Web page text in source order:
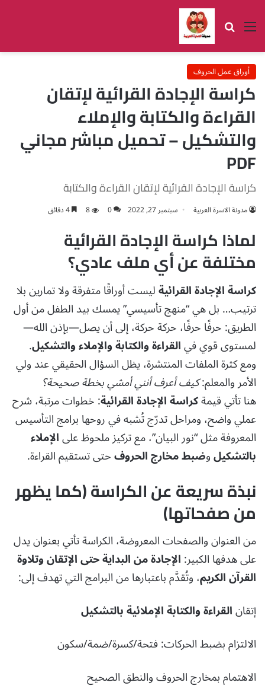
القائمة بحث عن
أوراق عمل الحروف
كراسة الإجادة القرائية لإتقان
القراءة والكتابة والإملاء
والتشكيل – تحميل مباشر مجاني
PDF
كراسة الإجادة القرائية لإتقان القراءة والكتابة
مدونة الاسرة العربية سبتمبر 27, 2022 0
8
لماذا كراسة الإجادة القرائية
مختلفة عن أي ملف عادي؟
كراسة الإجادة القرائيةليست أوراقًا متفرقة ولا تمارين بلا
ترتيب… بل هي “منهج تأسيسي” يمسك بيد الطفل من أول
الطريق: حرفًا حرفًا، حركة حركة، إلى أن يصل—بإذن الله—
لمستوى قوي فيالقراءة والكتابة والإملاء والتشكيل.
ومع كثرة الملفات المنتشرة، يظل السؤال الحقيقي عند ولي
الأمر والمعلم:كيف أعرف أنني أمشي بخطة صحيحة؟
هنا تأتي قيمةكراسة الإجادة القرائية: خطوات مرتبة، شرح
عملي واضح، ومراحل تدرّج تُشبه في روحها برامج التأسيس
المعروفة مثل “نور البيان”، مع تركيز ملحوظ علىالإملاء
بالتشكيلوضبط مخارج الحروفحتى تستقيم القراءة.
نبذة سريعة عن الكراسة (كما يظهر
من صفحاتها)
من العنوان والصفحات المعروضة، الكراسة تأتي بعنوان يدل
على هدفها الكبير:الإجادة من البداية حتى الإتقان وتلاوة
القرآن الكريم، وتُقدَّم باعتبارها من البرامج التي تهدف إلى:
إتقانالقراءة والكتابة الإملائية بالتشكيل
الالتزام بضبط الحركات: فتحة/كسرة/ضمة/سكون
الاهتمام بمخارج الحروف والنطق الصحيح